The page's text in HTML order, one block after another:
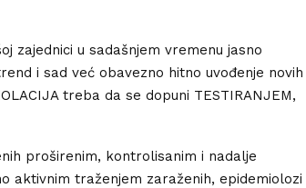
zajednici u sadašnjem vremenu jasno
i sad već obavezno hitno uvođenje novih
treba da se dopuni TESTIRANJEM,
proširenim, kontrolisanim i nadalje
aktivnim traženjem zaraženih, epidemiolozi